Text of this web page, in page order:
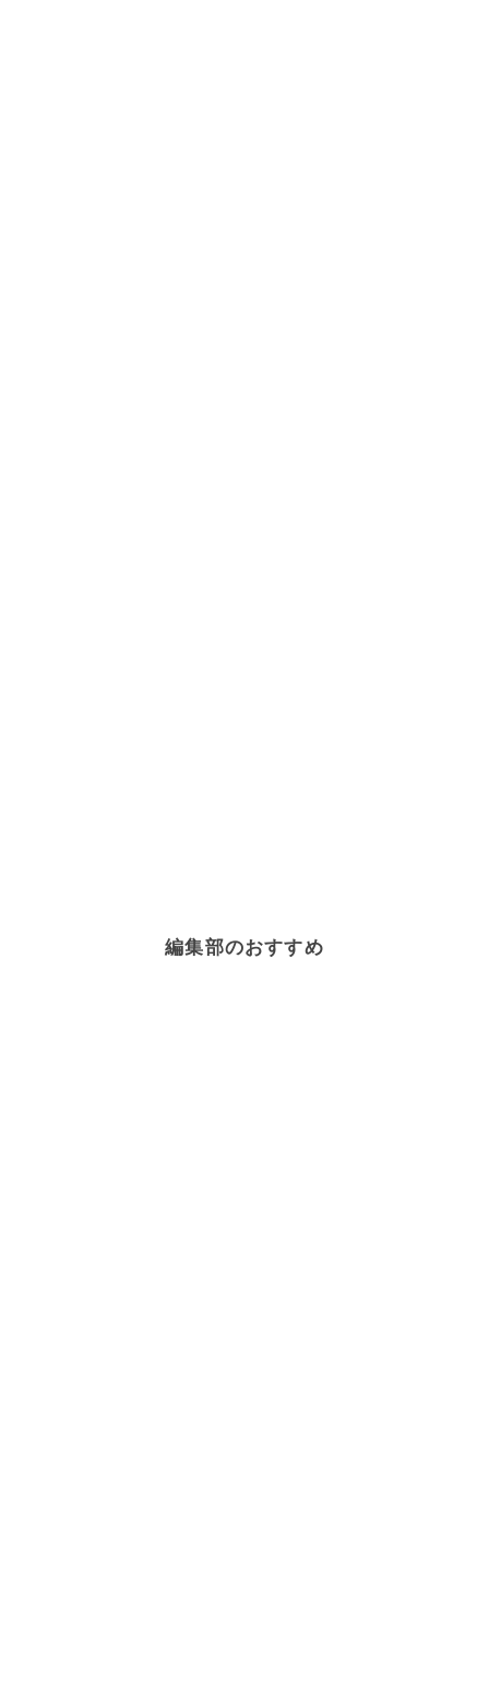
編集部のおすすめ